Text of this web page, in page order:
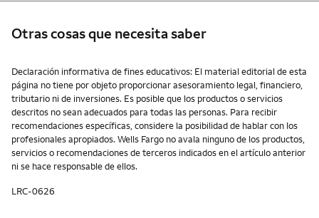
Otras cosas que necesita saber
Otras cosas que necesita saber
Declaración informativa de fines educativos: El material editorial de esta
página no tiene por objeto proporcionar asesoramiento legal, financiero,
tributario ni de inversiones. Es posible que los productos o servicios
descritos no sean adecuados para todas las personas. Para recibir
recomendaciones específicas, considere la posibilidad de hablar con los
profesionales apropiados. Wells Fargo no avala ninguno de los productos,
servicios o recomendaciones de terceros indicados en el artículo anterior
ni se hace responsable de ellos.
LRC-0626